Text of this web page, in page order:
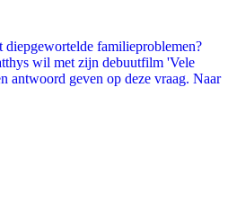
diepgewortelde familieproblemen?
wil met zijn debuutfilm 'Vele
antwoord geven op deze vraag. Naar